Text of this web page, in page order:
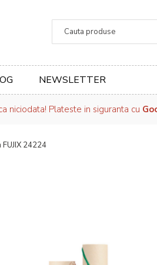
NEWSLETTER
niciodata! Plateste in siguranta cu
24224